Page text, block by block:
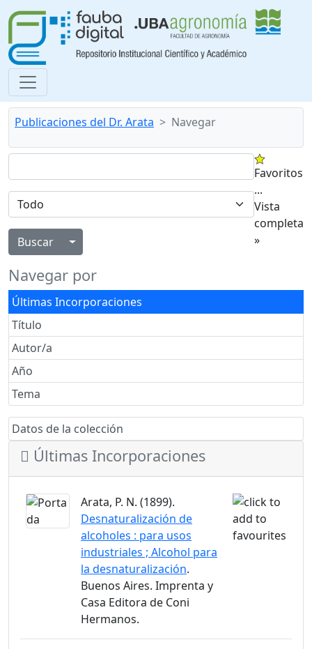
Publicaciones del Dr. Arata Navegar
Alternar menú desplegable
Favoritos
...
Vista
completa
»
Navegar por
Últimas Incorporaciones
Título
Autor/a
Año
Tema
Datos de la colección
Últimas Incorporaciones
Arata, P. N. (1899).
Desnaturalización de
alcoholes : para usos
industriales ; Alcohol para
la desnaturalización.
Buenos Aires. Imprenta y
Casa Editora de Coni
Hermanos.